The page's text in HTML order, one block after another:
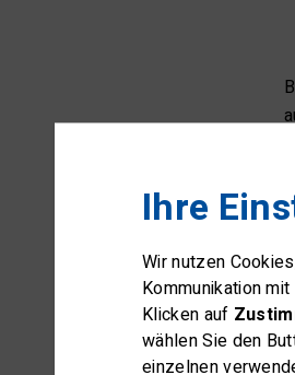
Ihre
Wir nutzen
Kommunikation
Klicken auf
wählen Sie den
einzelnen